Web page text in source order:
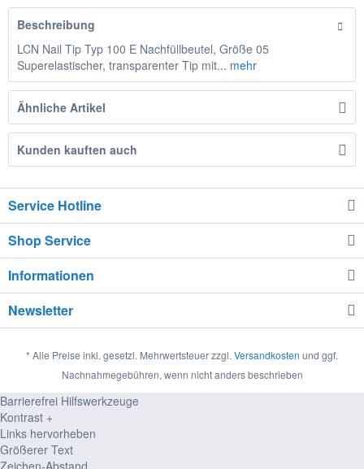
Beschreibung
LCN Nail Tip Typ 100 E Nachfüllbeutel, Größe 05
Superelastischer, transparenter Tip mit... mehr
Ähnliche Artikel
Kunden kauften auch
Service Hotline
Shop Service
Informationen
Newsletter
* Alle Preise inkl. gesetzl. Mehrwertsteuer zzgl. Versandkosten und ggf.
Nachnahmegebühren, wenn nicht anders beschrieben
Barrierefrei Hilfswerkzeuge
Kontrast +
Links hervorheben
Größerer Text